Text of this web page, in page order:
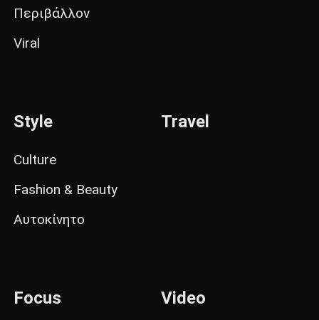
Περιβάλλον
Viral
Style
Culture
Fashion & Beauty
Αυτοκίνητο
Travel
Focus Video